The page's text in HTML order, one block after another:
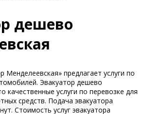
дешево
Менделеевская» предлагает услуги по
Эвакуатор дешево
качественные услуги по перевозке для
средств. Подача эвакуатора
Стоимость услуг эвакуатора